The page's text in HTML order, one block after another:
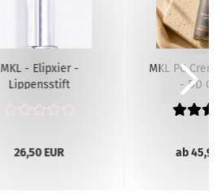
MKL - Elipxier -
Lippensstift
26,50 EUR
MKL PC
- DD
ab 45,90